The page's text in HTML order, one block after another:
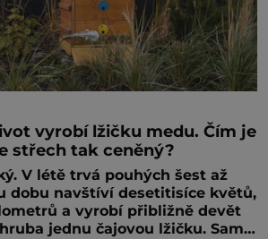
vyrobí lžičku medu. Čím je
střech tak ceněný?
V létě trvá pouhých šest až
dobu navštíví desetitisíce květů,
a vyrobí přibližně devět
jednu čajovou lžičku. Sama